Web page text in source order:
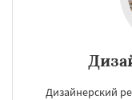
Дизайнерский